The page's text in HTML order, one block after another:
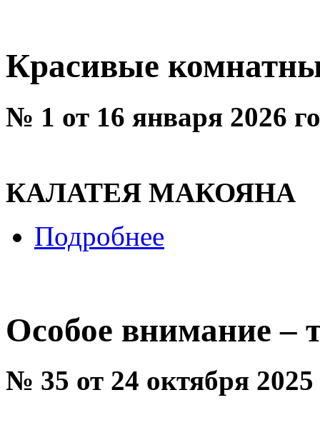
Красивые
№ 1 от 16 января 2026
КАЛАТЕЯ МАКОЯНА
Подробнее
Особое внимание –
№ 35 от 24 октября